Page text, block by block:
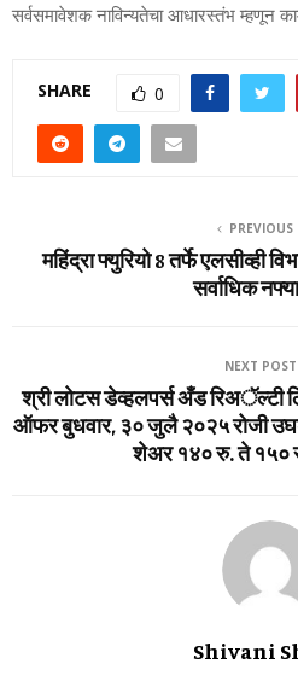
सर्वसमावेशक नाविन्‍यतेचा आधारस्तंभ म्हणून
SHARE 0
PREVIOUS
महिंद्रा फ्युरियो 8 तर्फे एलसीव्ही
सर्वाधिक
NEXT POST
श्री लोटस डेव्हलपर्स अँड रिअॅल्टी
ऑफर बुधवार, ३० जुलै २०२५ रोजी
शेअर १४० रु. ते १५०
Shivani